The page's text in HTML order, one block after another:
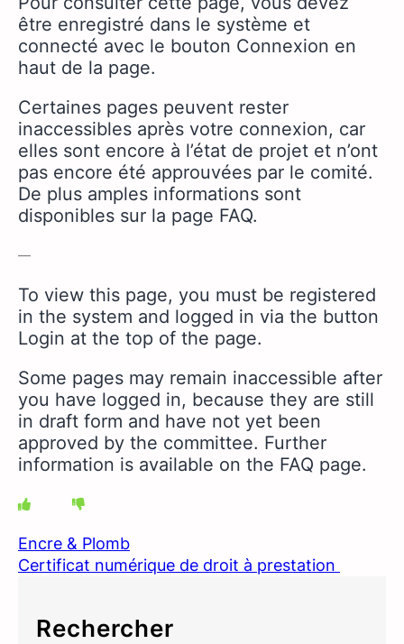
être enregistré dans le système et
connecté avec le bouton Connexion en
haut de la page.
Certaines pages peuvent rester
inaccessibles après votre connexion, car
elles sont encore à l’état de projet et n’ont
pas encore été approuvées par le comité.
De plus amples informations sont
disponibles sur la page FAQ.
—
To view this page, you must be registered
in the system and logged in via the button
Login at the top of the page.
Some pages may remain inaccessible after
you have logged in, because they are still
in draft form and have not yet been
approved by the committee. Further
information is available on the FAQ page.
Encre & Plomb
Certificat numérique de droit à prestation
Rechercher